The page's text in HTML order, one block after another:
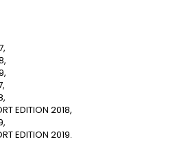
EDITION 2018,
EDITION 2019.